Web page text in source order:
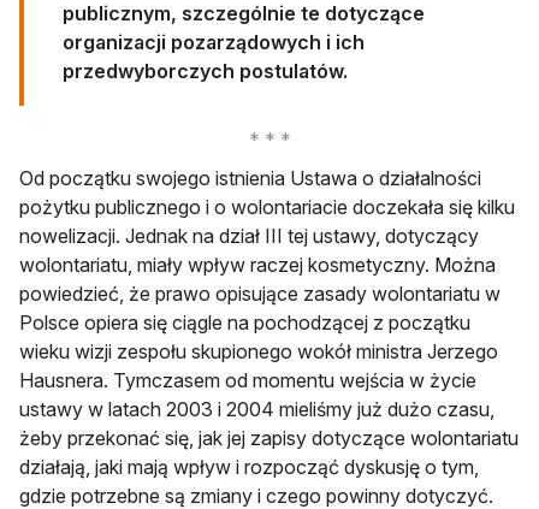
publicznym, szczególnie te dotyczące
organizacji pozarządowych i ich
przedwyborczych postulatów.
Od początku swojego istnienia Ustawa o działalności
pożytku publicznego i o wolontariacie doczekała się kilku
nowelizacji. Jednak na dział III tej ustawy, dotyczący
wolontariatu, miały wpływ raczej kosmetyczny. Można
powiedzieć, że prawo opisujące zasady wolontariatu w
Polsce opiera się ciągle na pochodzącej z początku
wieku wizji zespołu skupionego wokół ministra Jerzego
Hausnera. Tymczasem od momentu wejścia w życie
ustawy w latach 2003 i 2004 mieliśmy już dużo czasu,
żeby przekonać się, jak jej zapisy dotyczące wolontariatu
działają, jaki mają wpływ i rozpocząć dyskusję o tym,
gdzie potrzebne są zmiany i czego powinny dotyczyć.